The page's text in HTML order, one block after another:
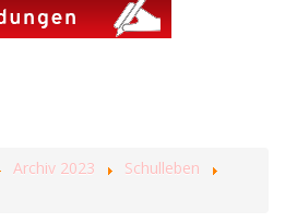
Archiv 2023
Schulleben